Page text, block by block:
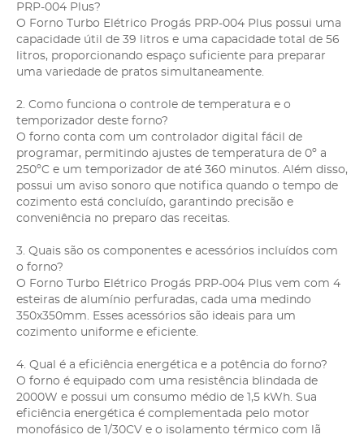
PRP-004 Plus?
O Forno Turbo Elétrico Progás PRP-004 Plus possui uma
capacidade útil de 39 litros e uma capacidade total de 56
litros, proporcionando espaço suficiente para preparar
uma variedade de pratos simultaneamente.
2. Como funciona o controle de temperatura e o
temporizador deste forno?
O forno conta com um controlador digital fácil de
programar, permitindo ajustes de temperatura de 0º a
250ºC e um temporizador de até 360 minutos. Além disso,
possui um aviso sonoro que notifica quando o tempo de
cozimento está concluído, garantindo precisão e
conveniência no preparo das receitas.
3. Quais são os componentes e acessórios incluídos com
o forno?
O Forno Turbo Elétrico Progás PRP-004 Plus vem com 4
esteiras de alumínio perfuradas, cada uma medindo
350x350mm. Esses acessórios são ideais para um
cozimento uniforme e eficiente.
4. Qual é a eficiência energética e a potência do forno?
O forno é equipado com uma resistência blindada de
2000W e possui um consumo médio de 1,5 kWh. Sua
eficiência energética é complementada pelo motor
monofásico de 1/30CV e o isolamento térmico com lã